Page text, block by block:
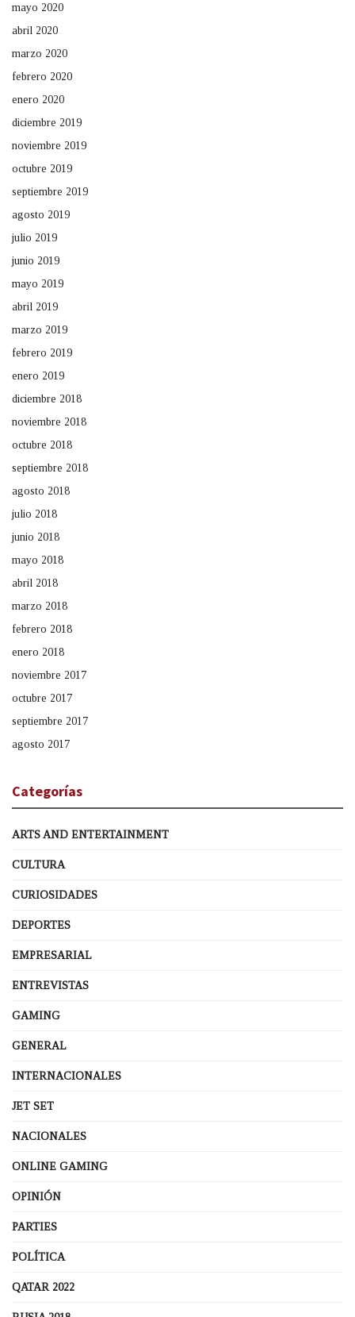
mayo 2020
abril 2020
marzo 2020
febrero 2020
enero 2020
diciembre 2019
noviembre 2019
octubre 2019
septiembre 2019
agosto 2019
julio 2019
junio 2019
mayo 2019
abril 2019
marzo 2019
febrero 2019
enero 2019
diciembre 2018
noviembre 2018
octubre 2018
septiembre 2018
agosto 2018
julio 2018
junio 2018
mayo 2018
abril 2018
marzo 2018
febrero 2018
enero 2018
noviembre 2017
octubre 2017
septiembre 2017
agosto 2017
Categorías
ARTS AND ENTERTAINMENT
CULTURA
CURIOSIDADES
DEPORTES
EMPRESARIAL
ENTREVISTAS
GAMING
GENERAL
INTERNACIONALES
JET SET
NACIONALES
ONLINE GAMING
OPINIÓN
PARTIES
POLÍTICA
QATAR 2022